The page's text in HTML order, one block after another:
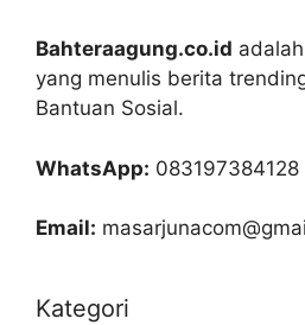
Bahteraagung.co.id
yang menulis berita
Bantuan Sosial.
WhatsApp: 083197384128
Email:
Kategori